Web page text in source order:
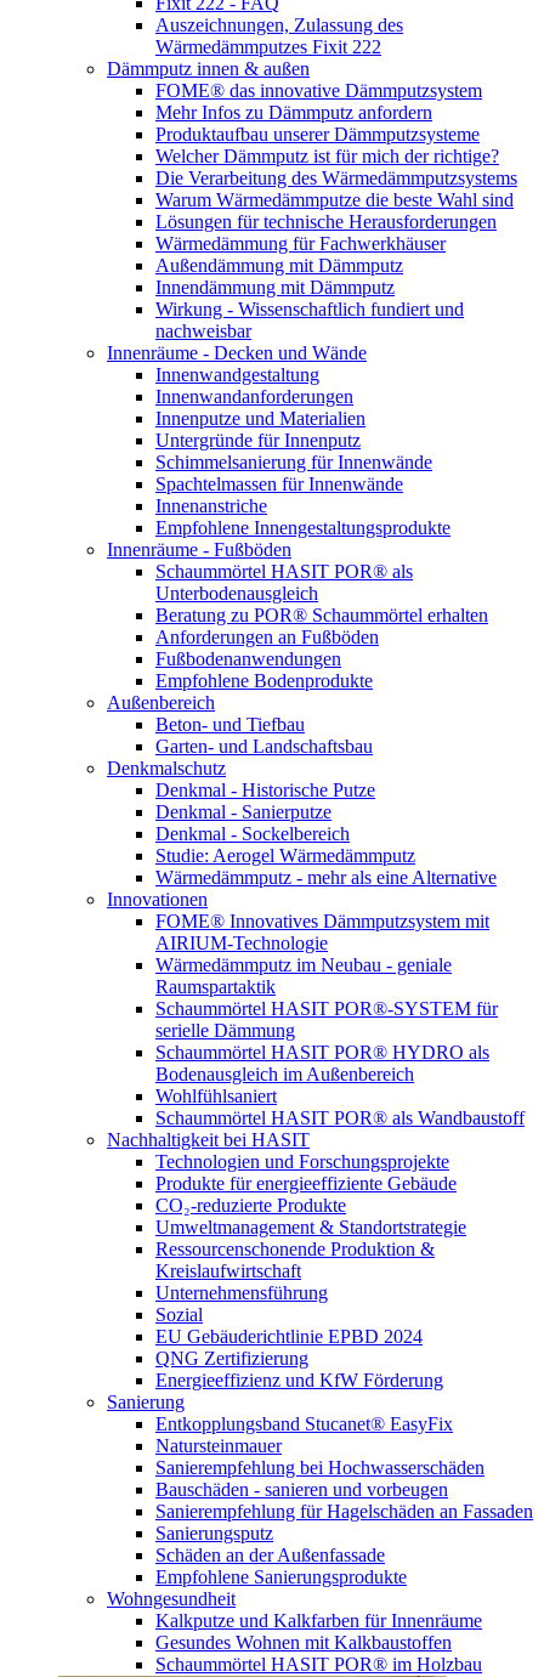
Auszeichnungen, Zulassung des
Wärmedämmputzes Fixit 222
Dämmputz innen & außen
FOME® das innovative Dämmputzsystem
Mehr Infos zu Dämmputz anfordern
Produktaufbau unserer Dämmputzsysteme
Welcher Dämmputz ist für mich der richtige?
Die Verarbeitung des Wärmedämmputzsystems
Warum Wärmedämmputze die beste Wahl sind
Lösungen für technische Herausforderungen
Wärmedämmung für Fachwerkhäuser
Außendämmung mit Dämmputz
Innendämmung mit Dämmputz
Wirkung - Wissenschaftlich fundiert und
nachweisbar
Innenräume - Decken und Wände
Innenwandgestaltung
Innenwandanforderungen
Innenputze und Materialien
Untergründe für Innenputz
Schimmelsanierung für Innenwände
Spachtelmassen für Innenwände
Innenanstriche
Empfohlene Innengestaltungsprodukte
Innenräume - Fußböden
Schaummörtel HASIT POR® als
Unterbodenausgleich
Beratung zu POR® Schaummörtel erhalten
Anforderungen an Fußböden
Fußbodenanwendungen
Empfohlene Bodenprodukte
Außenbereich
Beton- und Tiefbau
Garten- und Landschaftsbau
Denkmalschutz
Denkmal - Historische Putze
Denkmal - Sanierputze
Denkmal - Sockelbereich
Studie: Aerogel Wärmedämmputz
Wärmedämmputz - mehr als eine Alternative
Innovationen
FOME® Innovatives Dämmputzsystem mit
AIRIUM-Technologie
Wärmedämmputz im Neubau - geniale
Raumspartaktik
Schaummörtel HASIT POR®-SYSTEM für
serielle Dämmung
Schaummörtel HASIT POR® HYDRO als
Bodenausgleich im Außenbereich
Wohlfühlsaniert
Schaummörtel HASIT POR® als Wandbaustoff
Nachhaltigkeit bei HASIT
Technologien und Forschungsprojekte
Produkte für energieeffiziente Gebäude
CO₂-reduzierte Produkte
Umweltmanagement & Standortstrategie
Ressourcenschonende Produktion &
Kreislaufwirtschaft
Unternehmensführung
Sozial
EU Gebäuderichtlinie EPBD 2024
QNG Zertifizierung
Energieeffizienz und KfW Förderung
Sanierung
Entkopplungsband Stucanet® EasyFix
Natursteinmauer
Sanierempfehlung bei Hochwasserschäden
Bauschäden - sanieren und vorbeugen
Sanierempfehlung für Hagelschäden an Fassaden
Sanierungsputz
Schäden an der Außenfassade
Empfohlene Sanierungsprodukte
Wohngesundheit
Kalkputze und Kalkfarben für Innenräume
Gesundes Wohnen mit Kalkbaustoffen
Schaummörtel HASIT POR® im Holzbau